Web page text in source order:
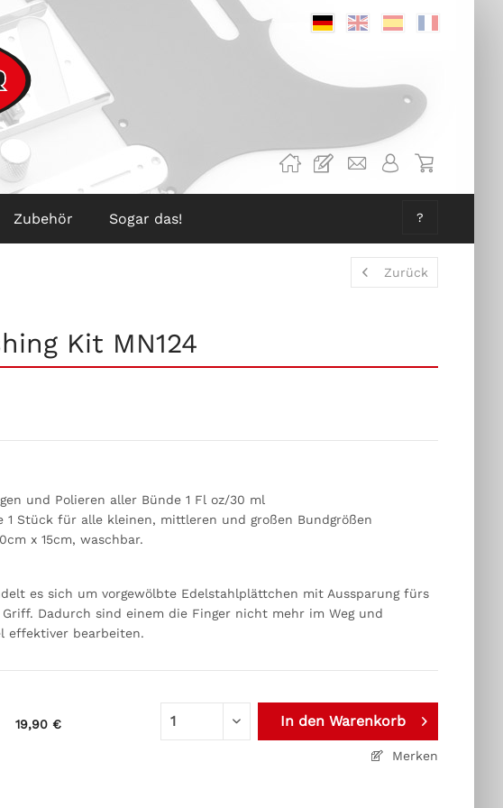
DeutschEnglischSpanisch
Zubehör Sogar das! ?
Zurück
Kit MN124
19,90 € In den Warenkorb
Merken
und Polieren aller Bünde 1 Fl oz/30 ml
1 Stück für alle kleinen, mittleren und großen Bundgrößen
x 15cm, waschbar.
es sich um vorgewölbte Edelstahlplättchen mit Aussparung fürs
Dadurch sind einem die Finger nicht mehr im Weg und
effektiver bearbeiten.